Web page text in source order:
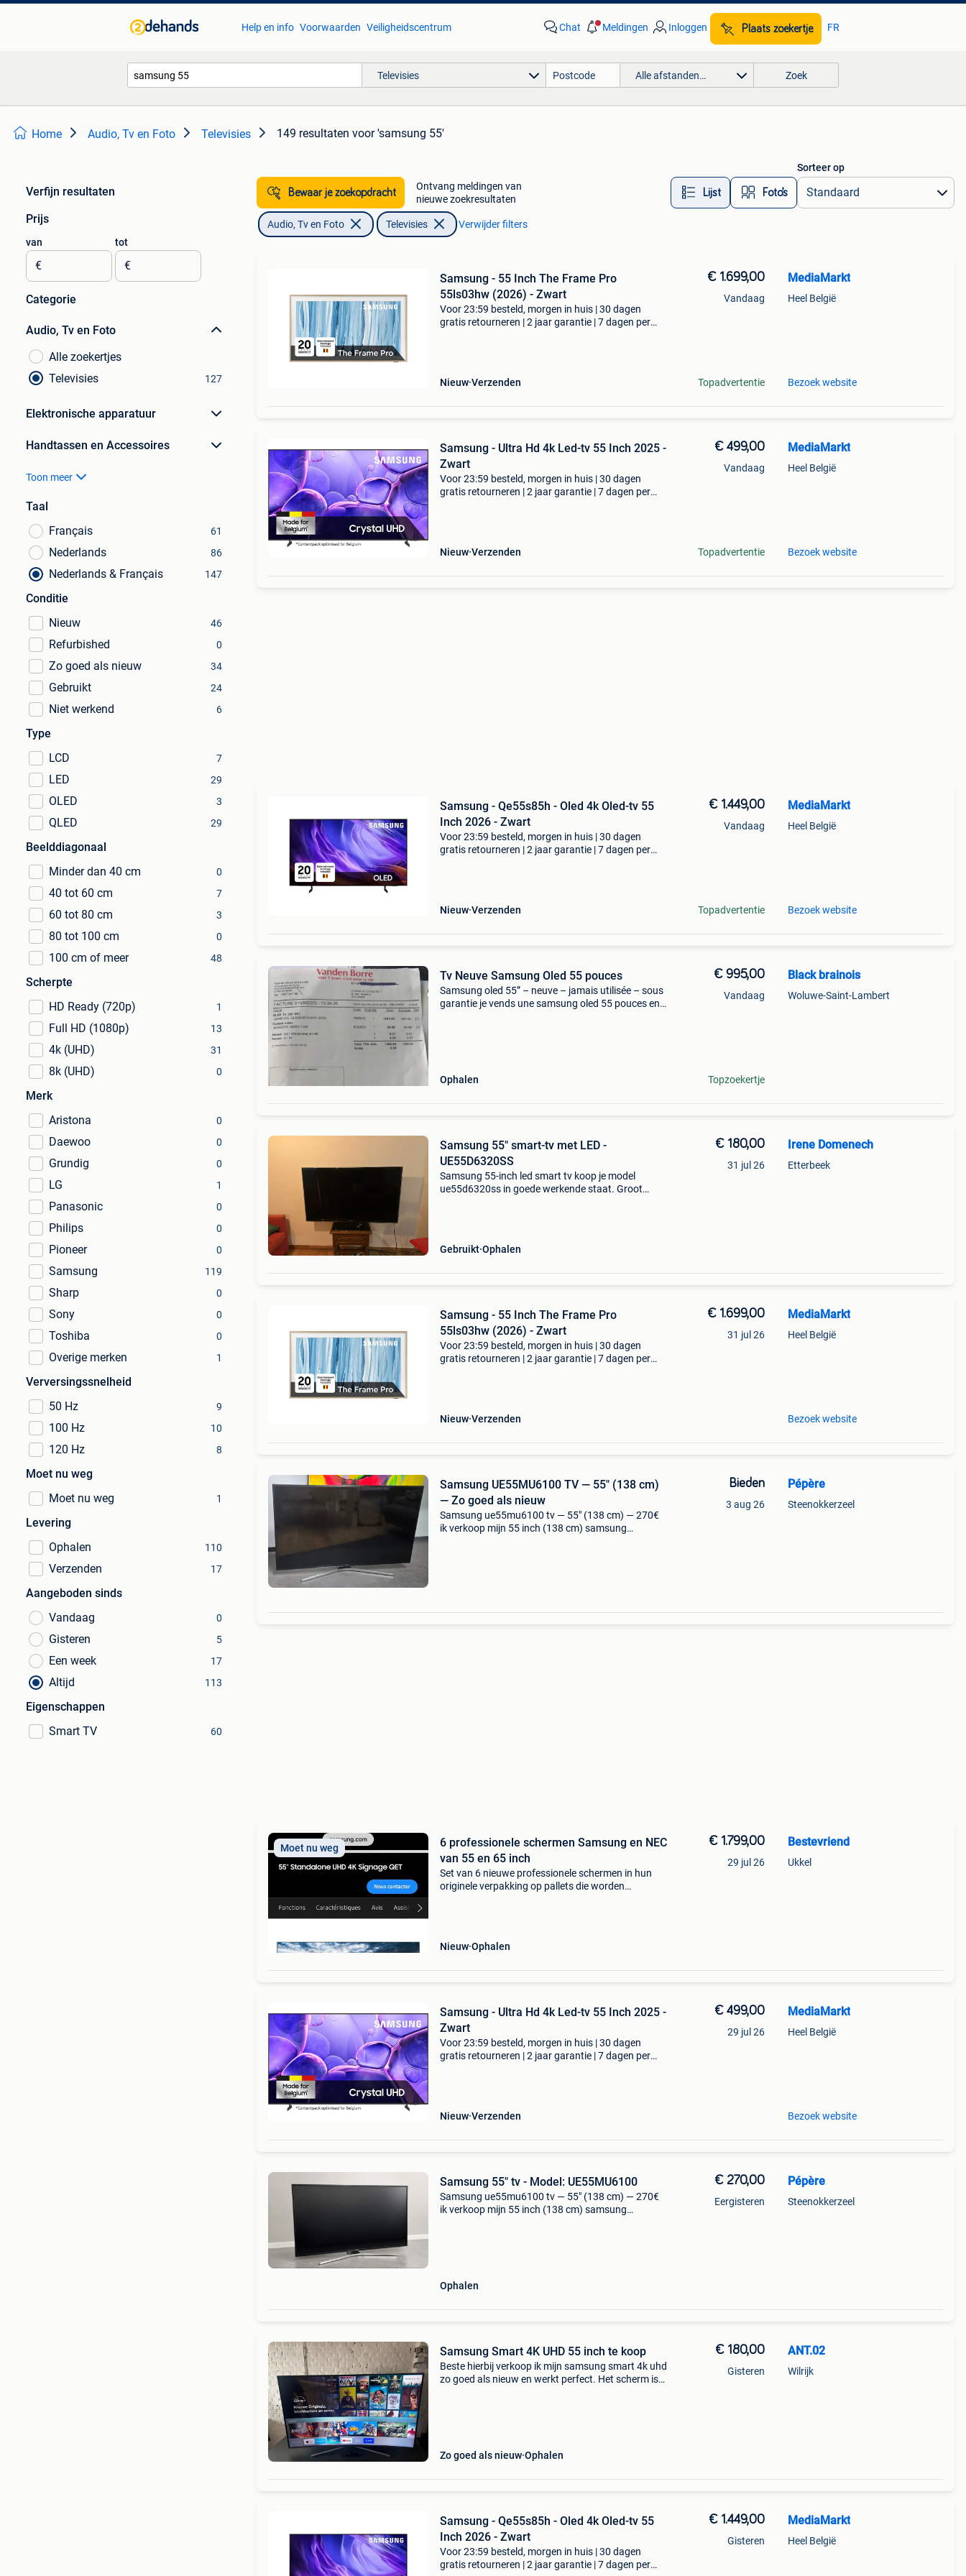
Help en info Voorwaarden Veiligheidscentrum Chat Meldingen Inloggen Plaats zoekertje FR
Televisies Alle afstanden… Zoek
Home Audio, Tv en Foto Televisies 149 resultaten voor 'samsung 55'
Verfijn resultaten
Prijs
van
€
tot
€
Categorie
Audio, Tv en Foto
Alle zoekertjes
Televisies
127
Elektronische apparatuur
Handtassen en Accessoires
Toon meer
Taal
Français
61
Nederlands 86
Nederlands & Français 147
Conditie
Nieuw
46
Refurbished 0
Zo goed als nieuw 34
Gebruikt 24
Niet werkend 6
Type
LCD
7
LED 29
OLED 3
QLED 29
Beelddiagonaal
Minder dan 40 cm
0
40 tot 60 cm 7
60 tot 80 cm 3
80 tot 100 cm 0
100 cm of meer 48
Scherpte
HD Ready (720p)
1
Full HD (1080p) 13
4k (UHD) 31
8k (UHD) 0
Merk
Aristona
0
Daewoo 0
Grundig 0
LG 1
Panasonic 0
Philips 0
Pioneer 0
Samsung 119
Sharp 0
Sony 0
Toshiba 0
Overige merken 1
Verversingssnelheid
50 Hz
9
100 Hz 10
120 Hz 8
Moet nu weg
Moet nu weg
1
Levering
Ophalen
110
Verzenden 17
Aangeboden sinds
Vandaag
0
Gisteren 5
Een week 17
Altijd 113
Eigenschappen
Smart TV
60
Bewaar je zoekopdracht
Ontvang meldingen van
nieuwe zoekresultaten
Lijst Foto’s
Sorteer op
Audio, Tv en Foto Televisies Verwijder filters
Samsung - 55 Inch The Frame Pro
55ls03hw (2026) - Zwart
Voor 23:59 besteld, morgen in huis | 30 dagen
gratis retourneren | 2 jaar garantie | 7 dagen per
Nieuw Verzenden
€ 1.699,00
Vandaag
Topadvertentie
MediaMarkt
Heel België
Bezoek website
Samsung - Ultra Hd 4k Led-tv 55 Inch 2025 -
Zwart
Voor 23:59 besteld, morgen in huis | 30 dagen
gratis retourneren | 2 jaar garantie | 7 dagen per
Nieuw Verzenden
€ 499,00
Vandaag
Topadvertentie
MediaMarkt
Heel België
Bezoek website
Samsung - Qe55s85h - Oled 4k Oled-tv 55
Inch 2026 - Zwart
Voor 23:59 besteld, morgen in huis | 30 dagen
gratis retourneren | 2 jaar garantie | 7 dagen per
Nieuw Verzenden
€ 1.449,00
Vandaag
Topadvertentie
MediaMarkt
Heel België
Bezoek website
Tv Neuve Samsung Oled 55 pouces
Samsung oled 55” – neuve – jamais utilisée – sous
garantie je vends une samsung oled 55 pouces en
Ophalen
€ 995,00
Vandaag
Topzoekertje
Black brainois
Woluwe-Saint-Lambert
Samsung 55" smart-tv met LED -
UE55D6320SS
Samsung 55-inch led smart tv koop je model
ue55d6320ss in goede werkende staat. Groot
Gebruikt Ophalen
€ 180,00
31 jul 26
Irene Domenech
Etterbeek
Samsung - 55 Inch The Frame Pro
55ls03hw (2026) - Zwart
Voor 23:59 besteld, morgen in huis | 30 dagen
gratis retourneren | 2 jaar garantie | 7 dagen per
Nieuw Verzenden
€ 1.699,00
31 jul 26
MediaMarkt
Heel België
Bezoek website
Samsung UE55MU6100 TV — 55" (138 cm)
— Zo goed als nieuw
Samsung ue55mu6100 tv — 55" (138 cm) — 270€
ik verkoop mijn 55 inch (138 cm) samsung
Bieden
3 aug 26
Pépère
Steenokkerzeel
Moet nu weg
6 professionele schermen Samsung en NEC
van 55 en 65 inch
Set van 6 nieuwe professionele schermen in hun
originele verpakking op pallets die worden
Nieuw Ophalen
€ 1.799,00
29 jul 26
Bestevriend
Ukkel
Samsung - Ultra Hd 4k Led-tv 55 Inch 2025 -
Zwart
Voor 23:59 besteld, morgen in huis | 30 dagen
gratis retourneren | 2 jaar garantie | 7 dagen per
Nieuw Verzenden
€ 499,00
29 jul 26
MediaMarkt
Heel België
Bezoek website
Samsung 55" tv - Model: UE55MU6100
Samsung ue55mu6100 tv — 55" (138 cm) — 270€
ik verkoop mijn 55 inch (138 cm) samsung
Ophalen
€ 270,00
Eergisteren
Pépère
Steenokkerzeel
Samsung Smart 4K UHD 55 inch te koop
Beste hierbij verkoop ik mijn samsung smart 4k uhd
zo goed als nieuw en werkt perfect. Het scherm is
Zo goed als nieuw Ophalen
€ 180,00
Gisteren
ANT.02
Wilrijk
Samsung - Qe55s85h - Oled 4k Oled-tv 55
Inch 2026 - Zwart
Voor 23:59 besteld, morgen in huis | 30 dagen
gratis retourneren | 2 jaar garantie | 7 dagen per
€ 1.449,00
Gisteren
MediaMarkt
Heel België